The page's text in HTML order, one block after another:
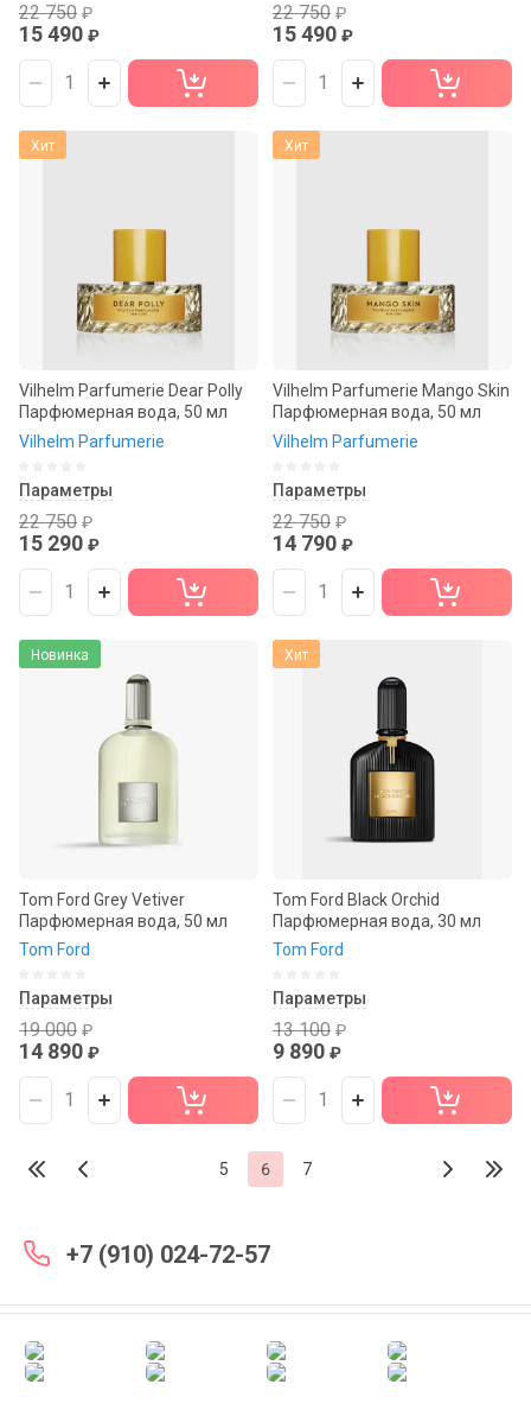
22 750 ₽
15 490 ₽
22 750 ₽
15 490 ₽
Хит
Vilhelm Parfumerie Dear Polly
Парфюмерная вода, 50 мл
Vilhelm Parfumerie
Параметры
22 750 ₽
15 290 ₽
Хит
Vilhelm Parfumerie Mango Skin
Парфюмерная вода, 50 мл
Vilhelm Parfumerie
Параметры
22 750 ₽
14 790 ₽
Новинка
Tom Ford Grey Vetiver
Парфюмерная вода, 50 мл
Tom Ford
Параметры
19 000 ₽
14 890 ₽
Хит
Tom Ford Black Orchid
Парфюмерная вода, 30 мл
Tom Ford
Параметры
13 100 ₽
9 890 ₽
5 6 7
+7 (910) 024-72-57